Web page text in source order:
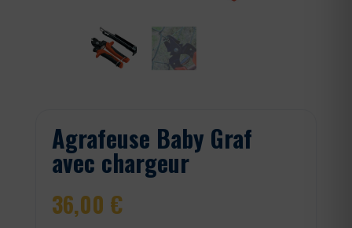
Agrafeuse Baby Graf
avec chargeur
36,00 €